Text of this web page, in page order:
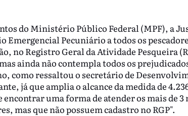
do Ministério Público Federal (MPF), a
Emergencial Pecuniário a todos os
no Registro Geral da Atividade Pesqueira
ainda não contempla todos os
como ressaltou o secretário de
já que amplia o alcance da medida de
encontrar uma forma de atender os mais de
mas que não possuem cadastro no RGP".